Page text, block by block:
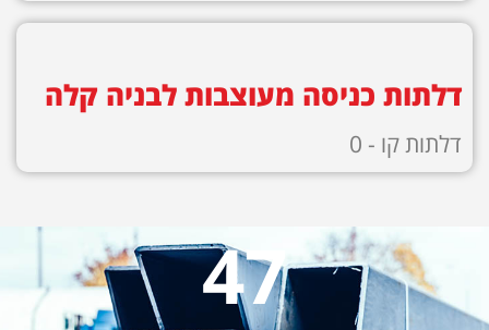
דלתות כניסה מעוצבות לבניה קלה
דלתות קו - 0
47